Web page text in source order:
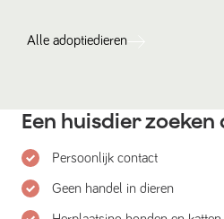
Alle adoptiedieren
Een huisdier
Persoonlijk contact
Geen handel in dieren